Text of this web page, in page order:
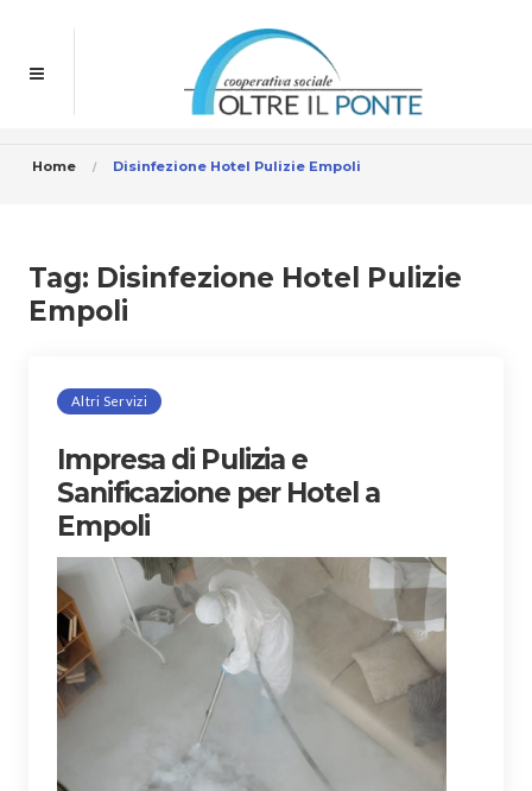
Home Disinfezione Hotel Pulizie Empoli
Tag: Disinfezione Hotel Pulizie
Empoli
Altri Servizi
Impresa di Pulizia e
Sanificazione per Hotel a
Empoli